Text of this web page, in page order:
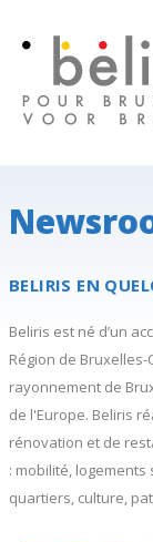
BELIRIS EN
Beliris est né d’un
Région de
rayonnement de
de l'Europe. Beliris
rénovation et de
: mobilité,
quartiers, culture,